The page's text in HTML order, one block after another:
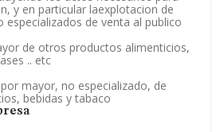
y en particular laexplotacion de
especializados de venta al publico
de otros productos alimenticios,
.. etc
mayor, no especializado, de
bebidas y tabaco